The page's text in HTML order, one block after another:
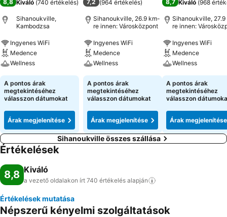
8,8 Kiváló (740 értékelés)
Sihanoukville,
Kambodzsa
Ingyenes WiFi
Medence
Wellness
A pontos árak
megtekintéséhez
válasszon dátumokat
Árak megjelenítése
7,2 (964 értékelés)
Sihanoukville, 26.9 km-
re innen: Városközpont
Ingyenes WiFi
Medence
Wellness
A pontos árak
megtekintéséhez
válasszon dátumokat
Árak megjelenítése
8,7 Kiváló (968
Sihanoukville,
re innen:
Ingyenes WiFi
Medence
Wellness
A pontos árak
megtekintéséhez
válasszon
Árak megjelenítése
Sihanoukville összes szállása
Értékelések
8,8 Kiváló
a vezető oldalakon írt 740 értékelés alapján
Értékelések mutatása
Népszerű kényelmi szolgáltatások